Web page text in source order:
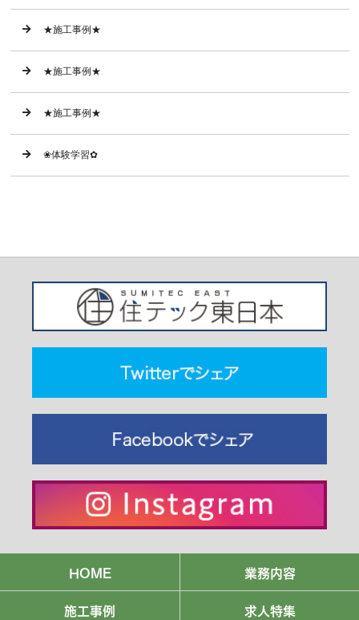
★施工事例★
★施工事例★
★施工事例★
❀体験学習✿
HOME
業務内容
施工事例
求人特集